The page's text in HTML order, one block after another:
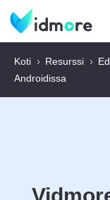
Koti Resurssi
Androidissa